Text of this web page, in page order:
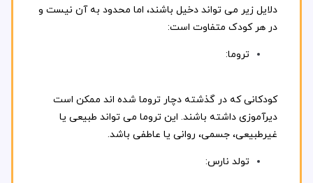
دلایل زیر می تواند دخیل باشند، اما محدود به آن نیست و
در هر کودک متفاوت است:
تروما:
کودکانی که در گذشته دچار تروما شده اند ممکن است
دیرآموزی داشته باشند. این تروما می تواند طبیعی یا
غیرطبیعی، جسمی، روانی یا عاطفی باشد.
تولد نارس: